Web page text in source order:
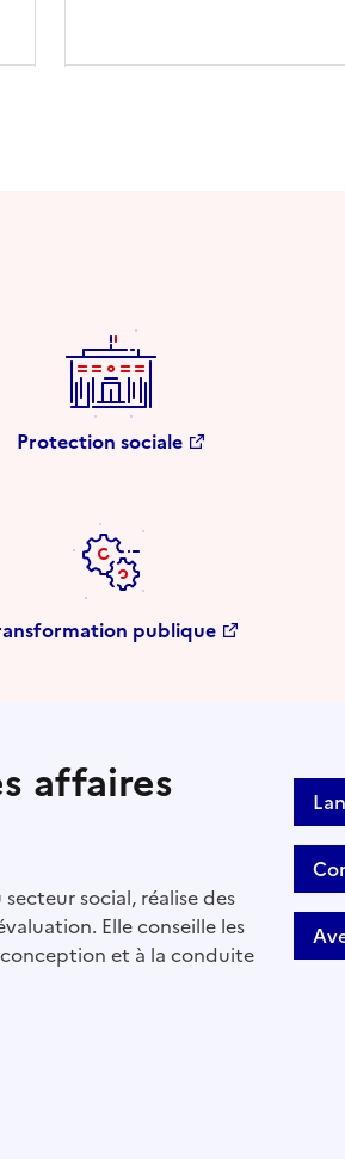
Protection sociale
publique
affaires
social, réalise des
Elle conseille les
et à la conduite